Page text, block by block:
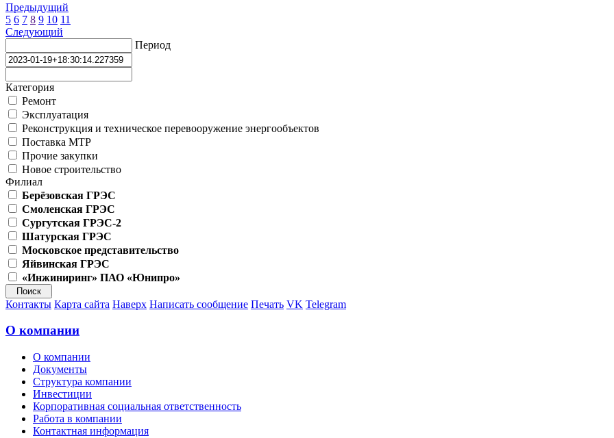
Предыдущий
5 6 7 8 9 10 11
Следующий
Период
Категория
Ремонт
Эксплуатация
Реконструкция и техническое перевооружение энергообъектов
Поставка МТР
Прочие закупки
Новое строительство
Филиал
Берёзовская ГРЭС
Смоленская ГРЭС
Сургутская ГРЭС-2
Шатурская ГРЭС
Московское представительство
Яйвинская ГРЭС
«Инжиниринг» ПАО «Юнипро»
Контакты Карта сайта Наверх Написать сообщение Печать VK Telegram
О компании
О компании
Документы
Структура компании
Инвестиции
Корпоративная социальная ответственность
Работа в компании
Контактная информация